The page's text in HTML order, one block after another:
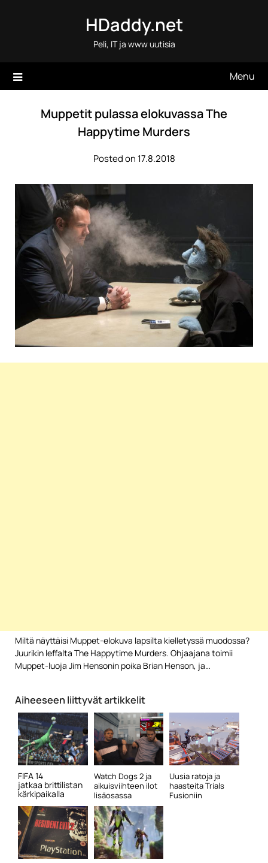
HDaddy.net
Peli, IT ja www uutisia
Menu
Muppetit pulassa elokuvassa The
Happytime Murders
Posted on 17.8.2018
Miltä näyttäisi Muppet-elokuva lapsilta kielletyssä muodossa?
Juurikin leffalta The Happytime Murders. Ohjaajana toimii
Muppet-luoja Jim Hensonin poika Brian Henson, ja…
Aiheeseen liittyvät artikkelit
FIFA 14
jatkaa brittilistan
kärkipaikalla
Watch Dogs 2 ja
aikuisviihteen ilot
lisäosassa
Uusia ratoja ja
haasteita Trials
Fusioniin